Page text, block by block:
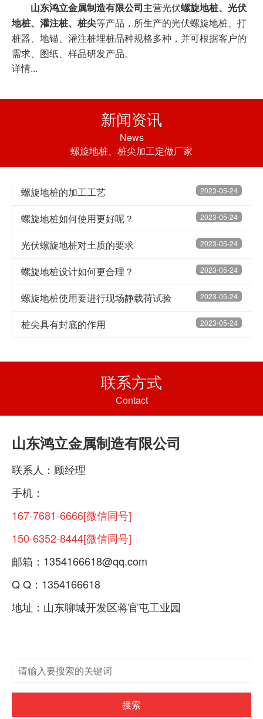
山东鸿立金属制造有限公司主营光伏螺旋地桩、光伏
地桩、灌注桩、桩尖等产品，所生产的光伏螺旋地桩、打
桩器、地锚、灌注桩埋桩品种规格多种，并可根据客户的
需求、图纸、样品研发产品。
详情...
新闻资讯
News
螺旋地桩、桩尖加工定做厂家
2023-05-24
螺旋地桩的加工工艺
2023-05-24
螺旋地桩如何使用更好呢？
2023-05-24
光伏螺旋地桩对土质的要求
2023-05-24
螺旋地桩设计如何更合理？
2023-05-24
螺旋地桩使用要进行现场静载荷试验
2023-05-24
桩尖具有封底的作用
联系方式
Contact
山东鸿立金属制造有限公司
联系人：顾经理
手机：
167-7681-6666[微信同号]
150-6352-8444[微信同号]
邮箱： 1354166618@qq.com
Q Q： 1354166618
地址：山东聊城开发区蒋官屯工业园